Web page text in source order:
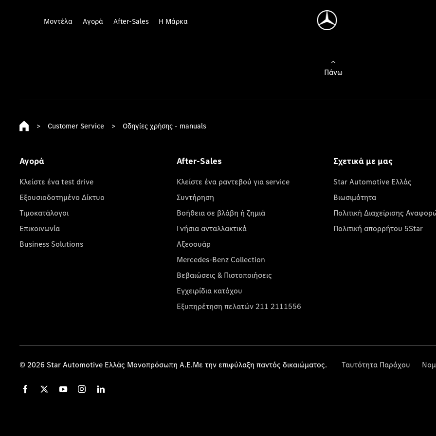
Μοντέλα Αγορά After-Sales Η Μάρκα
Πάνω
> Customer Service > Οδηγίες χρήσης - manuals
Αγορά
Κλείστε ένα test drive
Εξουσιοδοτημένο Δίκτυο
Τιμοκατάλογοι
Επικοινωνία
Business Solutions
After-Sales
Κλείστε ένα ραντεβού για service
Συντήρηση
Βοήθεια σε βλάβη ή ζημιά
Γνήσια ανταλλακτικά
Αξεσουάρ
Mercedes-Benz Collection
Βεβαιώσεις & Πιστοποιήσεις
Εγχειρίδια κατόχου
Εξυπηρέτηση πελατών 211 2111556
Σχετικά με μας
Star Automotive Ελλάς
Βιωσιμότητα
Πολιτική Διαχείρισης
Πολιτική απορρήτου 5Star
© 2026 Star Automotive Ελλάς Μονοπρόσωπη Α.Ε.Με την επιφύλαξη παντός δικαιώματος. Ταυτότητα Παρόχου